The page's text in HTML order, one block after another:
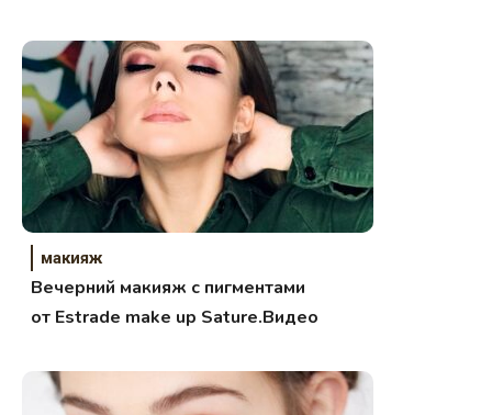
макияж
Вечерний макияж с пигментами
от Estrade make up Sature.Видео